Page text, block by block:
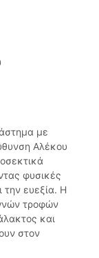
με
Αλέκου
φυσικές
την ευεξία. Η
τροφών
και
στον